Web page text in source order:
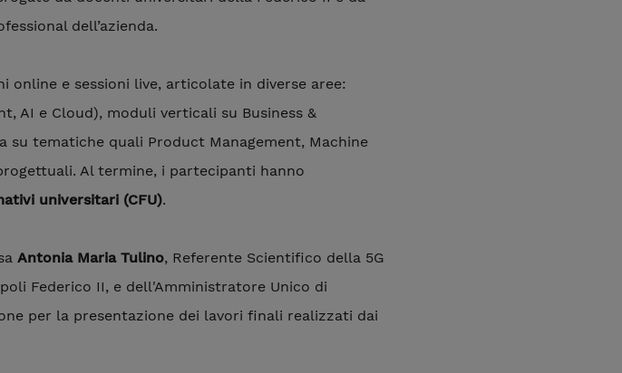
dell’azienda.
online e sessioni live, articolate in diverse aree:
AI e Cloud), moduli verticali su Business &
su tematiche quali Product Management, Machine
Al termine, i partecipanti hanno
universitari (CFU).
Antonia Maria Tulino, Referente Scientifico della 5G
Federico II, e dell'Amministratore Unico di
per la presentazione dei lavori finali realizzati dai